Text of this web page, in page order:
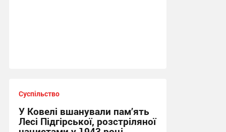
Суспільство
У Ковелі вшанували пам’ять
Лесі Підгірської, розстріляної